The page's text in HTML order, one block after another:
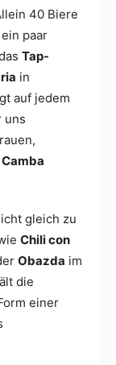
40 Biere
paar
Tap-
in
auf jedem
uns
Camba
gleich zu
Chili con
Obazda im
die
einer